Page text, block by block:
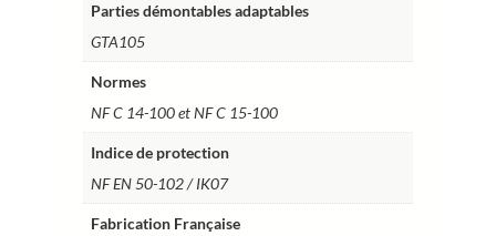
Parties démontables adaptables
GTA105
Normes
NF C 14-100 et NF C 15-100
Indice de protection
NF EN 50-102 / IK07
Fabrication Française